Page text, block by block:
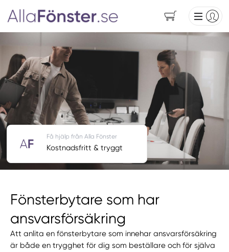
Fönsterbytare som har
ansvarsförsäkring
Att anlita en fönsterbytare som innehar ansvarsförsäkring
är både en trygghet för dig som beställare och för själva
Få hjälp från Alla Fönster
Kostnadsfritt & tryggt